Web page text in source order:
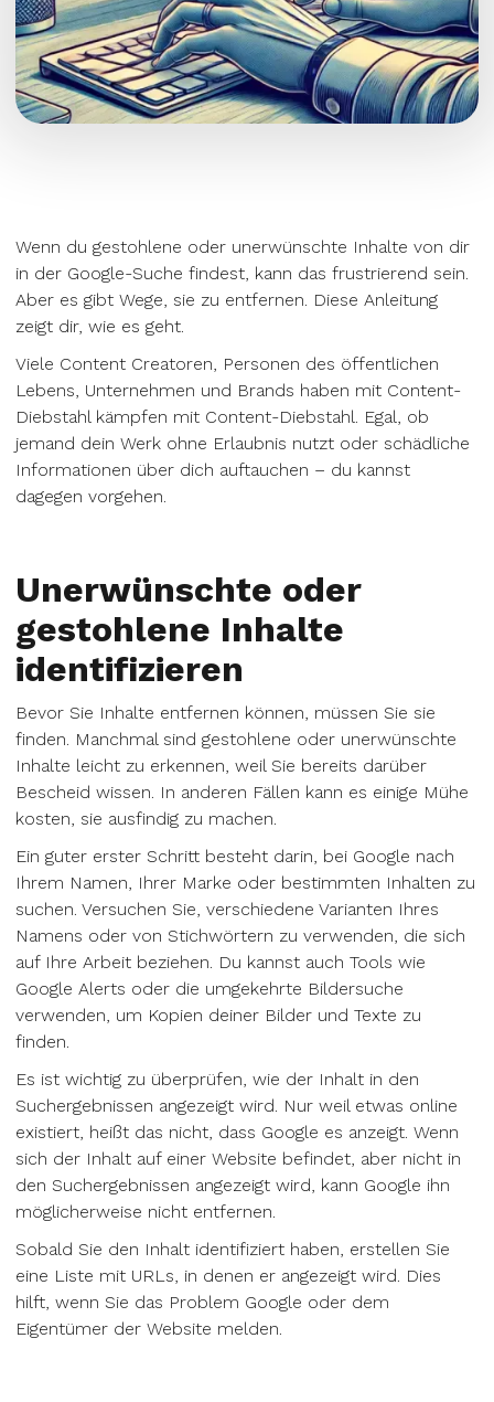
Wenn du gestohlene oder unerwünschte Inhalte von dir
in der Google-Suche findest, kann das frustrierend sein.
Aber es gibt Wege, sie zu entfernen. Diese Anleitung
zeigt dir, wie es geht.
Viele Content Creatoren, Personen des öffentlichen
Lebens, Unternehmen und Brands haben mit Content-
Diebstahl kämpfen mit Content-Diebstahl. Egal, ob
jemand dein Werk ohne Erlaubnis nutzt oder schädliche
Informationen über dich auftauchen – du kannst
dagegen vorgehen.
Unerwünschte oder
gestohlene Inhalte
identifizieren
Bevor Sie Inhalte entfernen können, müssen Sie sie
finden. Manchmal sind gestohlene oder unerwünschte
Inhalte leicht zu erkennen, weil Sie bereits darüber
Bescheid wissen. In anderen Fällen kann es einige Mühe
kosten, sie ausfindig zu machen.
Ein guter erster Schritt besteht darin, bei Google nach
Ihrem Namen, Ihrer Marke oder bestimmten Inhalten zu
suchen. Versuchen Sie, verschiedene Varianten Ihres
Namens oder von Stichwörtern zu verwenden, die sich
auf Ihre Arbeit beziehen. Du kannst auch Tools wie
Google Alerts oder die umgekehrte Bildersuche
verwenden, um Kopien deiner Bilder und Texte zu
finden.
Es ist wichtig zu überprüfen, wie der Inhalt in den
Suchergebnissen angezeigt wird. Nur weil etwas online
existiert, heißt das nicht, dass Google es anzeigt. Wenn
sich der Inhalt auf einer Website befindet, aber nicht in
den Suchergebnissen angezeigt wird, kann Google ihn
möglicherweise nicht entfernen.
Sobald Sie den Inhalt identifiziert haben, erstellen Sie
eine Liste mit URLs, in denen er angezeigt wird. Dies
hilft, wenn Sie das Problem Google oder dem
Eigentümer der Website melden.